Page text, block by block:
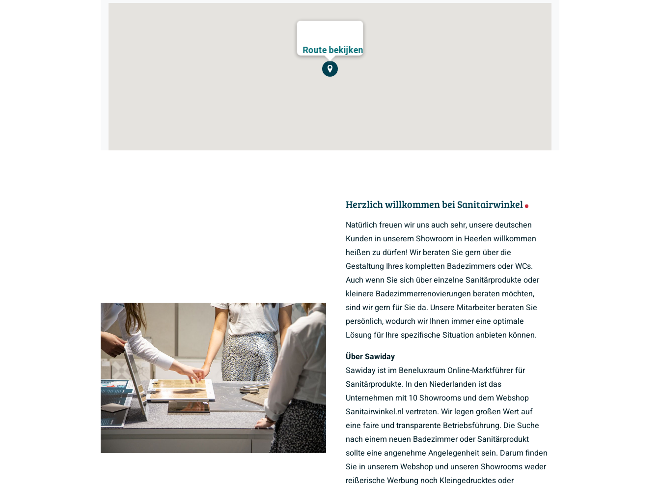
Route bekijken
Herzlich willkommen bei Sanitairwinkel
Natürlich freuen wir uns auch sehr, unsere deutschen
Kunden in unserem Showroom in Heerlen willkommen
heißen zu dürfen! Wir beraten Sie gern über die
Gestaltung Ihres kompletten Badezimmers oder WCs.
Auch wenn Sie sich über einzelne Sanitärprodukte oder
kleinere Badezimmerrenovierungen beraten möchten,
sind wir gern für Sie da. Unsere Mitarbeiter beraten Sie
persönlich, wodurch wir Ihnen immer eine optimale
Lösung für Ihre spezifische Situation anbieten können.
Über Sawiday
Sawiday ist im Beneluxraum Online-Marktführer für
Sanitärprodukte. In den Niederlanden ist das
Unternehmen mit 10 Showrooms und dem Webshop
Sanitairwinkel.nl vertreten. Wir legen großen Wert auf
eine faire und transparente Betriebsführung. Die Suche
nach einem neuen Badezimmer oder Sanitärprodukt
sollte eine angenehme Angelegenheit sein. Darum finden
Sie in unserem Webshop und unseren Showrooms weder
reißerische Werbung noch Kleingedrucktes oder